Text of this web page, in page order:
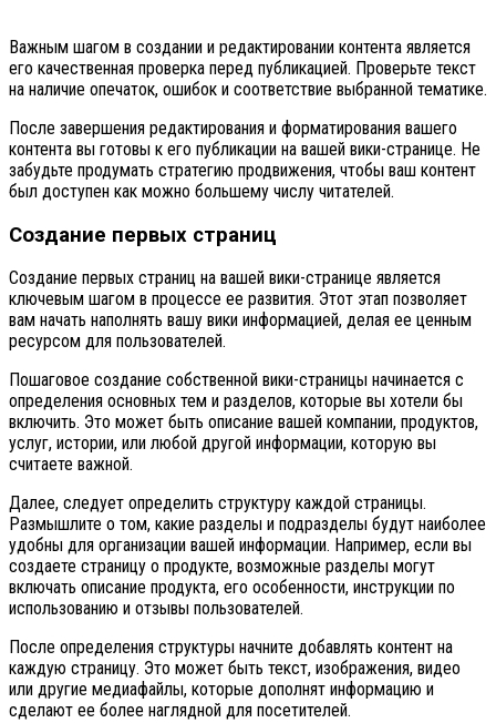
Важным шагом в создании и редактировании контента является
его качественная проверка перед публикацией. Проверьте текст
на наличие опечаток, ошибок и соответствие выбранной тематике.
После завершения редактирования и форматирования вашего
контента вы готовы к его публикации на вашей вики-странице. Не
забудьте продумать стратегию продвижения, чтобы ваш контент
был доступен как можно большему числу читателей.
Создание первых страниц
Создание первых страниц на вашей вики-странице является
ключевым шагом в процессе ее развития. Этот этап позволяет
вам начать наполнять вашу вики информацией, делая ее ценным
ресурсом для пользователей.
Пошаговое создание собственной вики-страницы начинается с
определения основных тем и разделов, которые вы хотели бы
включить. Это может быть описание вашей компании, продуктов,
услуг, истории, или любой другой информации, которую вы
считаете важной.
Далее, следует определить структуру каждой страницы.
Размышлите о том, какие разделы и подразделы будут наиболее
удобны для организации вашей информации. Например, если вы
создаете страницу о продукте, возможные разделы могут
включать описание продукта, его особенности, инструкции по
использованию и отзывы пользователей.
После определения структуры начните добавлять контент на
каждую страницу. Это может быть текст, изображения, видео
или другие медиафайлы, которые дополнят информацию и
сделают ее более наглядной для посетителей.